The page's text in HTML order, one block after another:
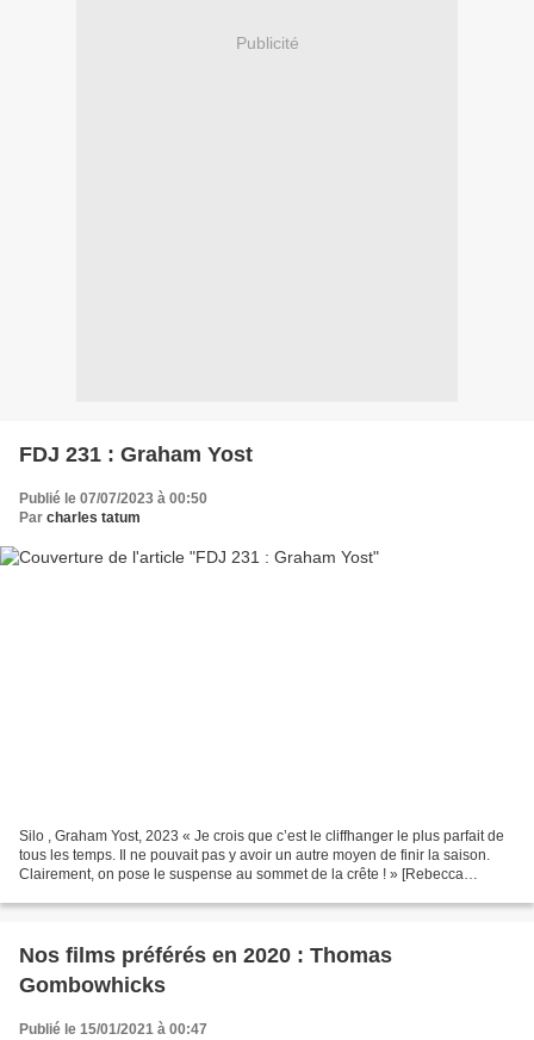
Publicité
FDJ 231 : Graham Yost
Publié le 07/07/2023 à 00:50
Par charles tatum
Silo , Graham Yost, 2023 « Je crois que c’est le cliffhanger le plus parfait de
tous les temps. Il ne pouvait pas y avoir un autre moyen de finir la saison.
Clairement, on pose le suspense au sommet de la crête ! » [Rebecca
Nos films préférés en 2020 : Thomas
Gombowhicks
Publié le 15/01/2021 à 00:47